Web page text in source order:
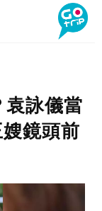
袁詠儀當
鏡頭前